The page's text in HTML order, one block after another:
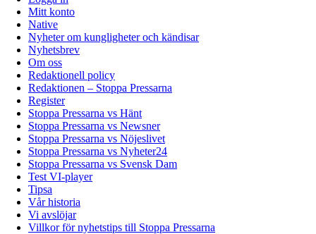
Mitt konto
Native
Nyheter om kungligheter och kändisar
Nyhetsbrev
Om oss
Redaktionell policy
Redaktionen – Stoppa Pressarna
Register
Stoppa Pressarna vs Hänt
Stoppa Pressarna vs Newsner
Stoppa Pressarna vs Nöjeslivet
Stoppa Pressarna vs Nyheter24
Stoppa Pressarna vs Svensk Dam
Test VI-player
Tipsa
Vår historia
Vi avslöjar
Villkor för nyhetstips till Stoppa Pressarna